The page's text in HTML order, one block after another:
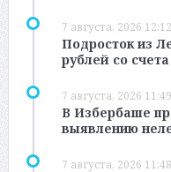
7 августа, 2026 12:12
Подросток из
рублей со
7 августа, 2026 11:49
В Избербаше
выявлению
7 августа, 2026 11:48